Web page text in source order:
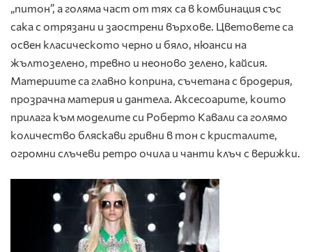
„питон”, а голяма част от тях са в комбинация със
сака с отрязани и заострени върхове. Цветовете са
освен класическото черно и бяло, нюанси на
жълтозелено, тревно и неоново зелено, кайсия.
Материите са главно коприна, съчетана с бродерия,
прозрачна материя и дантела. Аксесоарите, които
прилага към моделите си Роберто Кавали са голямо
количество бляскави гривни в тон с кристалите,
огромни слъчеви ретро очила и чанти клъч с верижки.